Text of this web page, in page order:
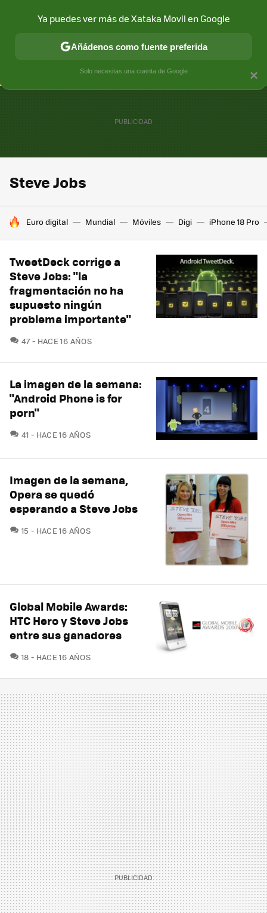
CONECTIVIDAD MÓVIL Y SOCIEDAD APLICACIONES
Steve Jobs
HOY SE HABLA DE
Euro digital Mundial Móviles Digi iPhone 18 Pro
TweetDeck corrige a
Steve Jobs: "la
fragmentación no ha
supuesto ningún
problema importante"
47COMENTARIOS
HACE 16 AÑOS
La imagen de la semana:
"Android Phone is for
porn"
41 COMENTARIOS
HACE 16 AÑOS
Imagen de la semana,
Opera se quedó
esperando a Steve Jobs
15 COMENTARIOS
HACE 16 AÑOS
Global Mobile Awards:
HTC Hero y Steve Jobs
entre sus ganadores
18 COMENTARIOS
HACE 16 AÑOS
×
Ya puedes ver más de Xataka Movil en Google
Añádenos como fuente preferida
Solo necesitas una cuenta de Google